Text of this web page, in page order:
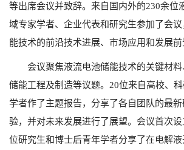
等出席会议并致辞。来自国内外的230余位
域专家学者、企业代表和研究生参加了会
能技术的前沿技术进展、市场应用和发展前
会议聚焦液流电池储能技术的关键材料
储能工程及制造等议题。20位来自高校、
学者作了主题报告，分享了各自团队的最
验，并对未来发展进行了展望。会议首次
位研究生和博士后青年学者分享了在电解